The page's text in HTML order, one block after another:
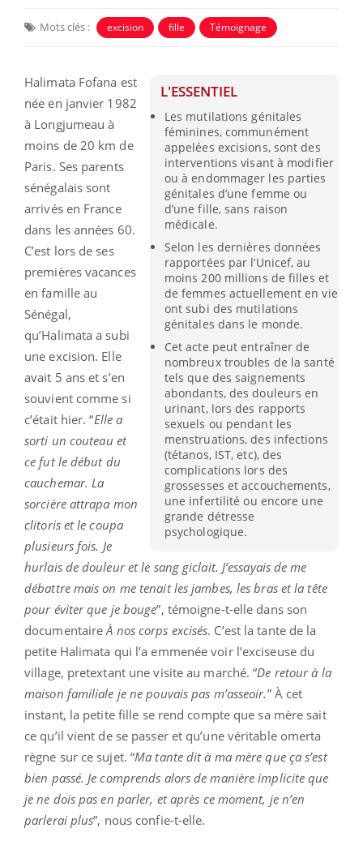
Mots clés : excision fille Témoignage
L'ESSENTIEL
Les mutilations génitales
féminines, communément
appelées excisions, sont des
interventions visant à modifier
ou à endommager les parties
génitales d’une femme ou
d’une fille, sans raison
médicale.
Selon les dernières données
rapportées par l’Unicef, au
moins 200 millions de filles et
de femmes actuellement en vie
ont subi des mutilations
génitales dans le monde.
Cet acte peut entraîner de
nombreux troubles de la santé
tels que des saignements
abondants, des douleurs en
urinant, lors des rapports
sexuels ou pendant les
menstruations, des infections
(tétanos, IST, etc), des
complications lors des
grossesses et accouchements,
une infertilité ou encore une
grande détresse
psychologique.
Halimata Fofana est
née en janvier 1982
à Longjumeau à
moins de 20 km de
Paris. Ses parents
sénégalais sont
arrivés en France
dans les années 60.
C’est lors de ses
premières vacances
en famille au
Sénégal,
qu’Halimata a subi
une excision. Elle
avait 5 ans et s’en
souvient comme si
c’était hier. “Elle a
sorti un couteau et
ce fut le début du
cauchemar. La
sorcière attrapa mon
clitoris et le coupa
plusieurs fois. Je
hurlais de douleur et le sang giclait. J’essayais de me
débattre mais on me tenait les jambes, les bras et la tête
pour éviter que je bouge”, témoigne-t-elle dans son
documentaireÀ nos corps excisés. C’est la tante de la
petite Halimata qui l’a emmenée voir l’exciseuse du
village, pretextant une visite au marché. “De retour à la
maison familiale je ne pouvais pas m’asseoir.” À cet
instant, la petite fille se rend compte que sa mère sait
ce qu’il vient de se passer et qu’une véritable omerta
règne sur ce sujet. “Ma tante dit à ma mère que ça s’est
bien passé. Je comprends alors de manière implicite que
je ne dois pas en parler, et après ce moment, je n’en
parlerai plus”, nous confie-t-elle.